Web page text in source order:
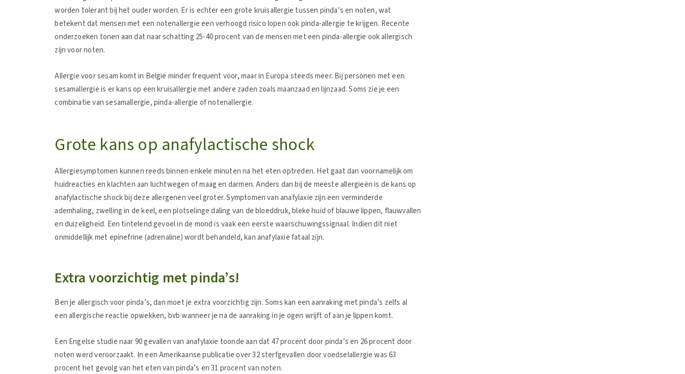
worden tolerant bij het ouder worden. Er is echter een grote kruisallergie tussen pinda’s en noten, wat
betekent dat mensen met een notenallergie een verhoogd risico lopen ook pinda-allergie te krijgen. Recente
onderzoeken tonen aan dat naar schatting 25-40 procent van de mensen met een pinda-allergie ook allergisch
zijn voor noten.
Allergie voor sesam komt in België minder frequent voor, maar in Europa steeds meer. Bij personen met een
sesamallergie is er kans op een kruisallergie met andere zaden zoals maanzaad en lijnzaad. Soms zie je een
combinatie van sesamallergie, pinda-allergie of notenallergie.
Grote kans op anafylactische shock
Allergiesymptomen kunnen reeds binnen enkele minuten na het eten optreden. Het gaat dan voornamelijk om
huidreacties en klachten aan luchtwegen of maag en darmen. Anders dan bij de meeste allergieën is de kans op
anafylactische shock bij deze allergenen veel groter. Symptomen van anafylaxie zijn een verminderde
ademhaling, zwelling in de keel, een plotselinge daling van de bloeddruk, bleke huid of blauwe lippen, flauwvallen
en duizeligheid. Een tintelend gevoel in de mond is vaak een eerste waarschuwingssignaal. Indien dit niet
onmiddellijk met epinefrine (adrenaline) wordt behandeld, kan anafylaxie fataal zijn.
Extra voorzichtig met pinda’s!
Ben je allergisch voor pinda’s, dan moet je extra voorzichtig zijn. Soms kan een aanraking met pinda’s zelfs al
een allergische reactie opwekken, bvb wanneer je na de aanraking in je ogen wrijft of aan je lippen komt.
Een Engelse studie naar 90 gevallen van anafylaxie toonde aan dat 47 procent door pinda’s en 26 procent door
noten werd veroorzaakt. In een Amerikaanse publicatie over 32 sterfgevallen door voedselallergie was 63
procent het gevolg van het eten van pinda’s en 31 procent van noten.